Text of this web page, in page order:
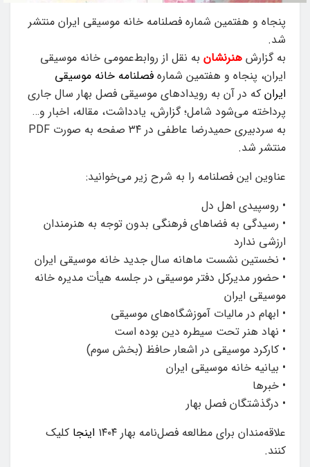
پنجاه و هفتمین شماره فصلنامه خانه موسیقی ایران منتشر
شد.
به گزارش هنرنشان به نقل از روابط‌عمومی خانه موسیقی
ایران، پنجاه و هفتمین شماره فصلنامه خانه موسیقی
ایران که در آن به رویدادهای موسیقی فصل بهار سال جاری
پرداخته می‌شود شامل؛ گزارش، یادداشت، مقاله، اخبار و…
به سردبیری حمیدرضا عاطفی در ۳۴ صفحه به صورت PDF
منتشر شد.
عناوین این فصلنامه را به شرح زیر می‌خوانید:
• روسپیدی اهل دل
• رسیدگی به فضاهای فرهنگی بدون توجه به هنرمندان
ارزشی ندارد
• نخستین نشست ماهانه سال جدید خانه موسیقی ایران
• حضور مدیرکل دفتر موسیقی در جلسه هیأت مدیره خانه
موسیقی ایران
• ابهام در مالیات آموزشگاه‌های موسیقی
• نهاد هنر تحت سیطره دین بوده است
• کارکرد موسیقی در اشعار حافظ (بخش سوم)
• بیانیه خانه موسیقی ایران
• خبرها
• درگذشتگان فصل بهار
علاقه‌مندان برای مطالعه فصل‌نامه بهار ۱۴۰۴
اینجا کلیک
کنند.